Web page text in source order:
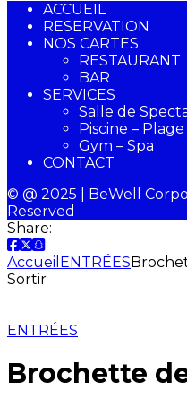
ACCUEIL
RESERVATION
NOS CARTES
RESTAURANT
BAR
SERVICES
Salle de
Piscine –
Gym – Spa
CONTACT
© @ 2025 | BeWell
Reserved
Share:
Accueil ENTRÉES
Sortir
ENTRÉES
Brochette